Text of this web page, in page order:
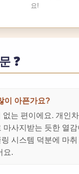
요!
❓
이 아픈가요?
없는 편이에요. 개인
마사지받는 듯한 열
시스템 덕분에 마
요.